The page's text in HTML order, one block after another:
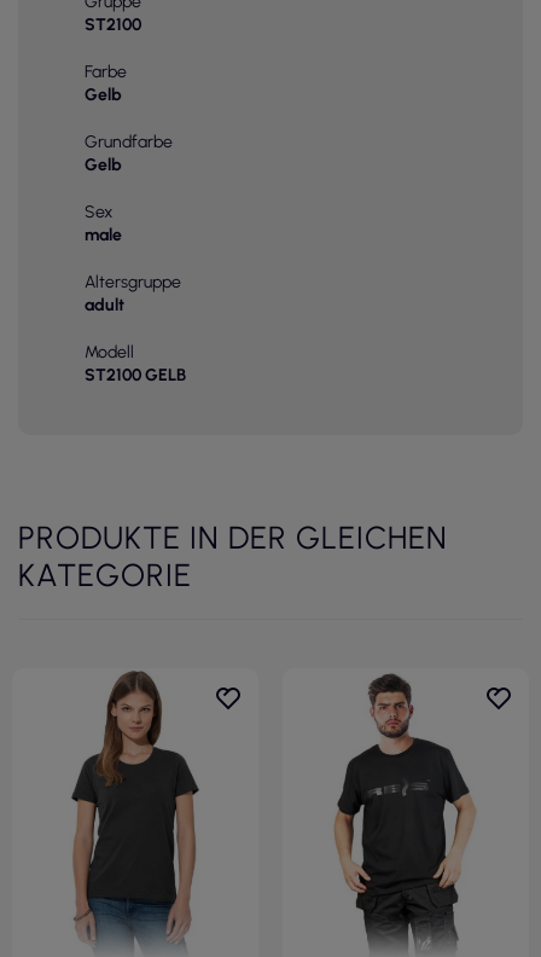
ST2100
Farbe
Gelb
Grundfarbe
Gelb
Sex
male
Altersgruppe
adult
Modell
ST2100 GELB
PRODUKTE IN DER GLEICHEN
KATEGORIE